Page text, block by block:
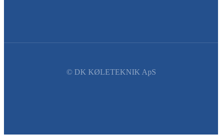
© DK KØLETEKNIK ApS